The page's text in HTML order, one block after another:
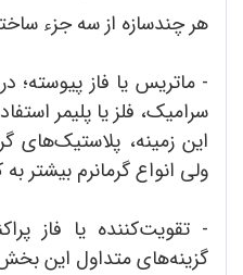
هر چندسازه از سه جزء
- ماتریس یا فاز پیوسته؛
سرامیک، فلز یا پلیمر
این زمینه، پلاستیک‌های
ولی انواع گرمانرم بیشتر به
- تقویت‌کننده یا فاز
گزینه‌های متداول این